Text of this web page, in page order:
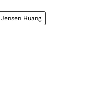
Jensen Huang